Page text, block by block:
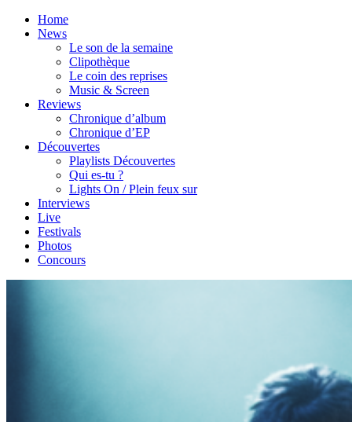
Home
News
Le son de la semaine
Clipothèque
Le coin des reprises
Music & Screen
Reviews
Chronique d’album
Chronique d’EP
Découvertes
Playlists Découvertes
Qui es-tu ?
Lights On / Plein feux sur
Interviews
Live
Festivals
Photos
Concours